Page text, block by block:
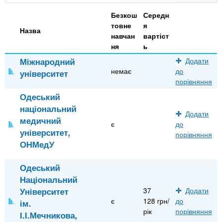
n
s
i
n
o
и
л
в
Онлайн курси
Назва
Безкош
товне
навчан
ня
Середн
я
вартіст
ь
Міжнародний
університет
немає
Додати
до
порівняння
Одеський
національний
медичний
університет,
ОНМедУ
є
Додати
до
порівняння
Одеський
Національний
Університет
ім.
І.І.Мечникова,
є
37
128 грн/
рік
Додати
до
порівняння